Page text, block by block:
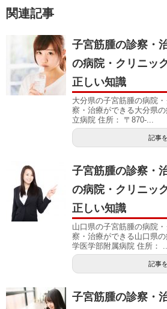
関連記事
子宮筋腫の診察・
の病院・クリニッ
正しい知識
大分県の子宮筋腫の病院
察・治療ができる大分県
立病院 住所： 〒870-...
記事
子宮筋腫の診察・
の病院・クリニッ
正しい知識
山口県の子宮筋腫の病院
察・治療ができる山口県
学医学部附属病院 住所：
記事
子宮筋腫の診察・